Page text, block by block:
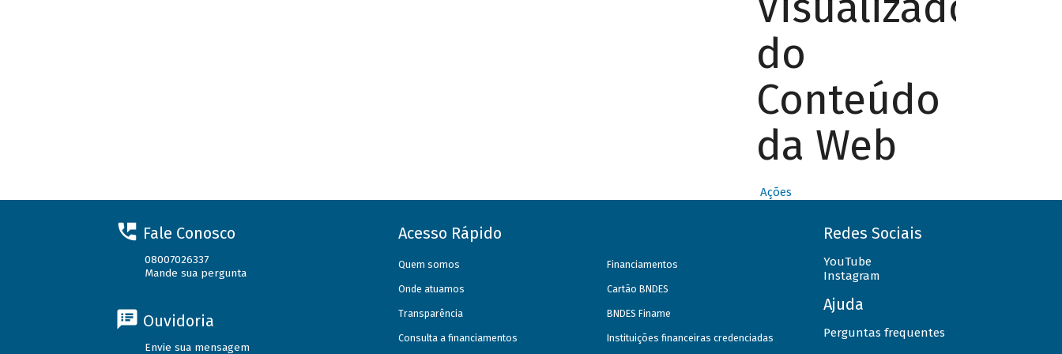
do
Conteúdo
da Web
Ações
Fale Conosco
08007026337
Mande sua pergunta
Ouvidoria
Envie sua mensagem
Acesso Rápido
Quem somos
Onde atuamos
Transparência
Consulta a financiamentos
Financiamentos
Cartão BNDES
BNDES Finame
Instituições financeiras credenciadas
Redes Sociais
YouTube
Instagram
Ajuda
Perguntas frequentes